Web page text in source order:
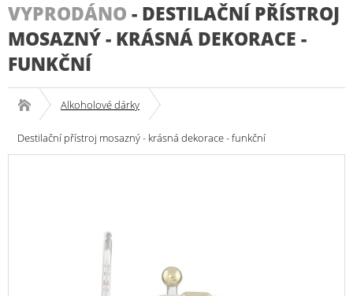
VYPRODÁNO - DESTILAČNÍ PŘÍSTROJ
MOSAZNÝ - KRÁSNÁ DEKORACE -
FUNKČNÍ
Alkoholové dárky
Destilační přístroj mosazný - krásná dekorace - funkční